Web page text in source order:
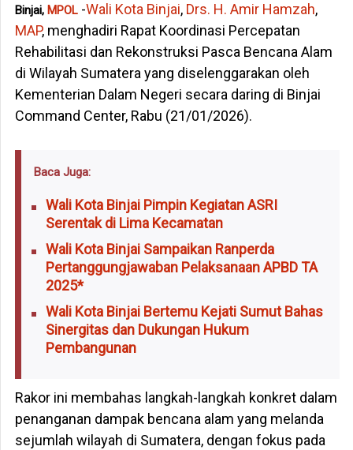
Binjai, MPOL-Wali Kota Binjai,Drs. H. Amir Hamzah,
MAP, menghadiri Rapat Koordinasi Percepatan
Rehabilitasi dan Rekonstruksi Pasca Bencana Alam
di Wilayah Sumatera yang diselenggarakan oleh
Kementerian Dalam Negeri secara daring di Binjai
Command Center, Rabu (21/01/2026).
Baca Juga:
Wali Kota Binjai Pimpin Kegiatan ASRI
Serentak di Lima Kecamatan
Wali Kota Binjai Sampaikan Ranperda
Pertanggungjawaban Pelaksanaan APBD TA
2025*
Wali Kota Binjai Bertemu Kejati Sumut Bahas
Sinergitas dan Dukungan Hukum
Pembangunan
Rakor ini membahas langkah-langkah konkret dalam
penanganan dampak bencana alam yang melanda
sejumlah wilayah di Sumatera, dengan fokus pada